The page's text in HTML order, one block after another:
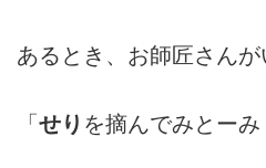
あるとき、お師匠さんが
「 せり を摘んでみとーみ